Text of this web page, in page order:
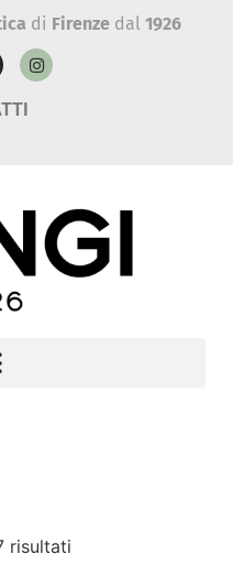
di Firenzedal 1926
risultati